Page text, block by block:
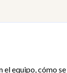
equipo, cómo se